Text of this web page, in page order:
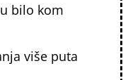
bilo kom
više puta